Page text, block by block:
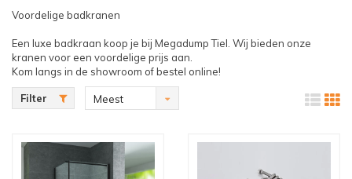
Voordelige badkranen
Een luxe badkraan koop je bij Megadump Tiel. Wij bieden onze
kranen voor een voordelige prijs aan.
Kom langs in de showroom of bestel online!
Filter
Meest